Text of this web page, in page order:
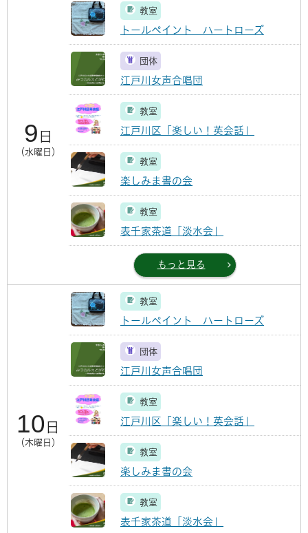
9 日
（水曜日）
教室
トールペイント ハートローズ
団体
江戸川女声合唱団
教室
江戸川区「楽しい！英会話」
教室
楽しみま書の会
教室
表千家茶道「淡水会」
もっと見る
10 日
（木曜日）
教室
トールペイント ハートローズ
団体
江戸川女声合唱団
教室
江戸川区「楽しい！英会話」
教室
楽しみま書の会
教室
表千家茶道「淡水会」